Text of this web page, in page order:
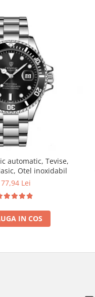
automatic, Tevise,
Otel inoxidabil
Lei
IN COS